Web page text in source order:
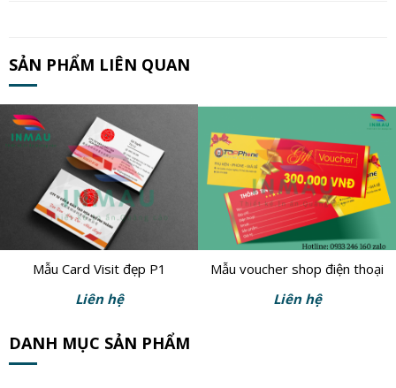
SẢN PHẨM LIÊN QUAN
Mẫu Card Visit đẹp P1
Liên hệ
Mẫu voucher shop điện thoại
Liên hệ
DANH MỤC SẢN PHẨM